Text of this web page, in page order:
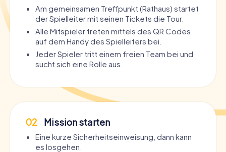
Am gemeinsamen Treffpunkt (Rathaus) startet
der Spielleiter mit seinen Tickets die Tour.
Alle Mitspieler treten mittels des QR Codes
auf dem Handy des Spielleiters bei.
Jeder Spieler tritt einem freien Team bei und
sucht sich eine Rolle aus.
02 Mission starten
Eine kurze Sicherheitseinweisung, dann kann
es losgehen.